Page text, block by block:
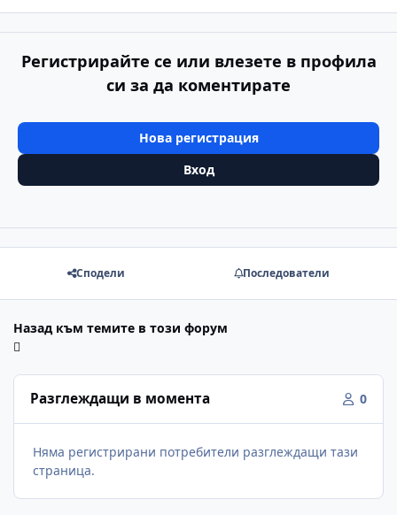
Регистрирайте се или влезете в профила
си за да коментирате
Нова регистрация
Вход
Сподели Последователи
Назад към темите в този форум
Разглеждащи в момента 0
Няма регистрирани потребители разглеждащи тази
страница.